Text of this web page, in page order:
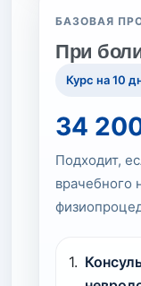
БАЗОВАЯ
При
Курс на 10
34
Подходит,
врачебного